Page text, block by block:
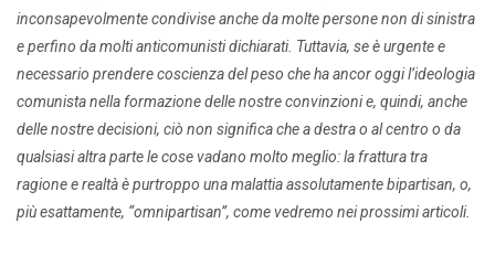
inconsapevolmente condivise anche da molte persone non di sinistra
e perfino da molti anticomunisti dichiarati. Tuttavia, se è urgente e
necessario prendere coscienza del peso che ha ancor oggi l’ideologia
comunista nella formazione delle nostre convinzioni e, quindi, anche
delle nostre decisioni, ciò non significa che a destra o al centro o da
qualsiasi altra parte le cose vadano molto meglio: la frattura tra
ragione e realtà è purtroppo una malattia assolutamente bipartisan, o,
più esattamente, “omnipartisan”, come vedremo nei prossimi articoli.